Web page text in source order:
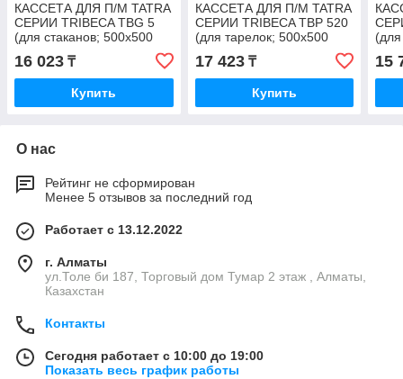
КАССЕТА ДЛЯ П/М TATRA
СЕРИИ TRIBECA TBG 5
(для стаканов; 500х500
16 023 ₸
Купить
КАССЕТА ДЛЯ П/М TATRA
СЕРИИ TRIBECA TBP 520
(для тарелок; 500х500
17 423₸
Купить
15
О нас
Рейтинг не сформирован
Менее 5 отзывов за последний год
Работает с 13.12.2022
г. Алматы
ул.Толе би 187, Торговый дом Тумар 2 этаж , Алматы,
Казахстан
Контакты
Сегодня работает с 10:00 до 19:00
Показать весь график работы